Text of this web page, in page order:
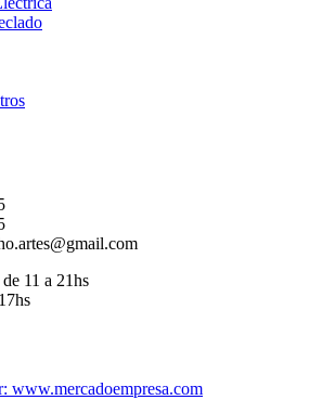
11 a 21hs
www.mercadoempresa.com